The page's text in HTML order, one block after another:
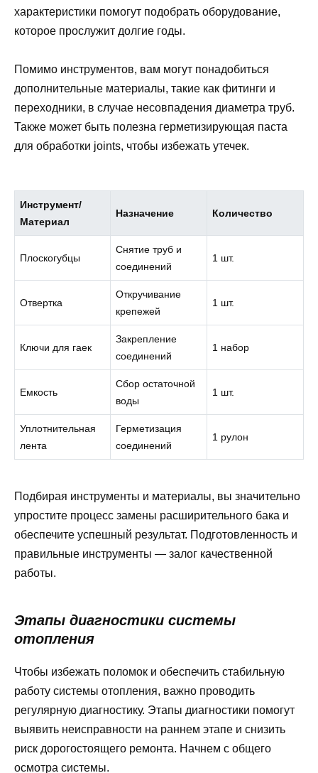
характеристики помогут подобрать оборудование,
которое прослужит долгие годы.
Помимо инструментов, вам могут понадобиться
дополнительные материалы, такие как фитинги и
переходники, в случае несовпадения диаметра труб.
Также может быть полезна герметизирующая паста
для обработки joints, чтобы избежать утечек.
Инструмент/
Материал
Назначение Количество
Плоскогубцы
Снятие труб и
соединений
1 шт.
Отвертка
Откручивание
крепежей
1 шт.
Ключи для гаек
Закрепление
соединений
1 набор
Емкость
Сбор остаточной
воды
1 шт.
Уплотнительная
лента
Герметизация
соединений
1 рулон
Подбирая инструменты и материалы, вы значительно
упростите процесс замены расширительного бака и
обеспечите успешный результат. Подготовленность и
правильные инструменты — залог качественной
работы.
Этапы диагностики системы
отопления
Чтобы избежать поломок и обеспечить стабильную
работу системы отопления, важно проводить
регулярную диагностику. Этапы диагностики помогут
выявить неисправности на раннем этапе и снизить
риск дорогостоящего ремонта. Начнем с общего
осмотра системы.